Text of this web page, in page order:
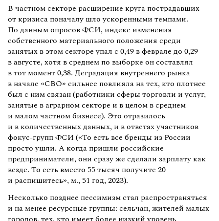
В частном секторе расширение круга пострадавших
от кризиса поначалу шло ускоренными темпами.
По данным опросов ФСИ, индекс изменения
собственного материального положения среди
занятых в этом секторе упал с 0,49 в феврале до 0,29
в августе, хотя в среднем по выборке он составлял
в тот момент 0,38. Деградация внутреннего рынка
в начале «СВО» сильнее повлияла на тех, кто плотнее
был с ним связан (работники сферы торговли и услуг,
занятые в аграрном секторе и в целом в среднем
и малом частном бизнесе). Это отразилось
и в количественных данных, и в ответах участников
фокус-групп ФСИ («То есть все бренды из России
просто ушли. А когда пришли российские
предприниматели, они сразу же сделали зарплату как
везде. То есть вместо 55 тысяч получите 20
и распишитесь», м., 51 год, 2023).
Несколько позднее пессимизм стал распространяться
и на менее ресурсные группы: сельчан, жителей малых